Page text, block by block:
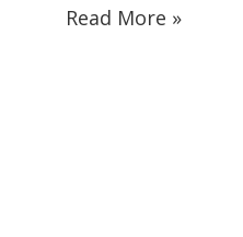
Read More »